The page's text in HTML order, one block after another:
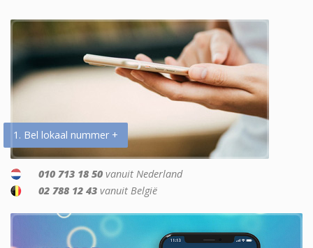
1. Bel lokaal nummer +
010 713 18 50 vanuit Nederland
02 788 12 43 vanuit België